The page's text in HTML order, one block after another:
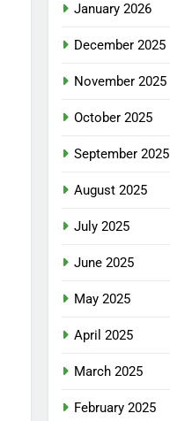
January 2026
December 2025
November 2025
October 2025
September 2025
August 2025
July 2025
June 2025
May 2025
April 2025
March 2025
February 2025